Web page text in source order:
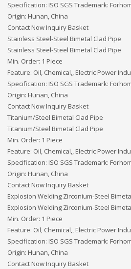
Specification: ISO SGS Trademark:
Origin: Hunan, China
Contact Now Inquiry Basket
Stainless Steel-Steel Bimetal Clad Pipe
Stainless Steel-Steel Bimetal Clad Pipe
Min. Order: 1 Piece
Feature: Oil, Chemical,, Electric Power
Specification: ISO SGS Trademark:
Origin: Hunan, China
Contact Now Inquiry Basket
Titanium/Steel Bimetal Clad Pipe
Titanium/Steel Bimetal Clad Pipe
Min. Order: 1 Piece
Feature: Oil, Chemical,, Electric Power
Specification: ISO SGS Trademark:
Origin: Hunan, China
Contact Now Inquiry Basket
Explosion Welding Zirconium-Steel
Explosion Welding Zirconium-Steel
Min. Order: 1 Piece
Feature: Oil, Chemical,, Electric Power
Specification: ISO SGS Trademark:
Origin: Hunan, China
Contact Now Inquiry Basket